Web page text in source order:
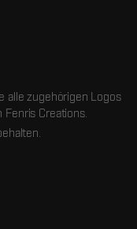
alle zugehörigen Logos
Creations.